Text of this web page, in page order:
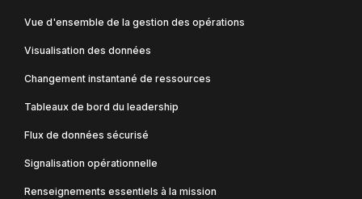
Vue d'ensemble de la gestion des opérations
Visualisation des données
Changement instantané de ressources
Tableaux de bord du leadership
Flux de données sécurisé
Signalisation opérationnelle
Renseignements essentiels à la mission